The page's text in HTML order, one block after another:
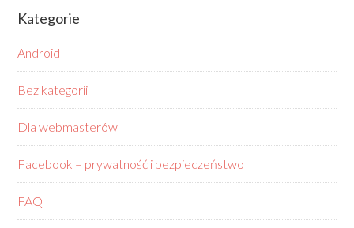
Kategorie
Android
Bez kategorii
Dla webmasterów
Facebook – prywatność i bezpieczeństwo
FAQ